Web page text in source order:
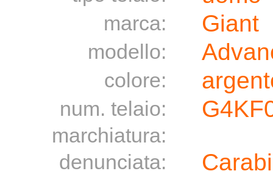
marca: Giant
modello:
colore:
num. telaio:
marchiatura:
denunciata: